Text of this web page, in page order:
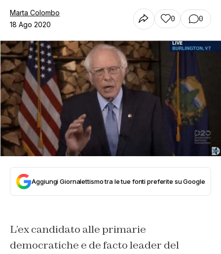
Marta Colombo
18 Ago 2020
0 0
Aggiungi Giornalettismo tra le tue fonti preferite su Google
L’ex candidato alle primarie
democratiche e de facto leader del